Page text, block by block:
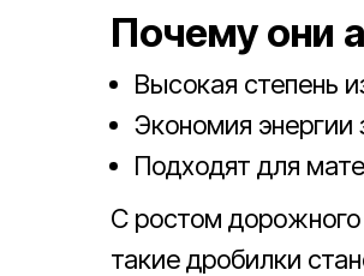
Почему они
Высокая степень
Экономия энергии
Подходят для
С ростом дорожного
такие дробилки